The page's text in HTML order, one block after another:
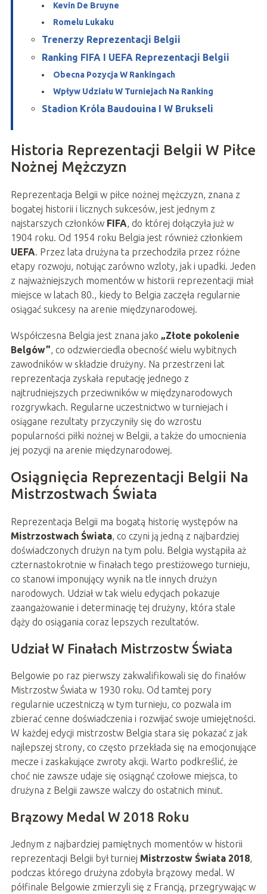
Kevin De Bruyne
Romelu Lukaku
Trenerzy Reprezentacji Belgii
Ranking FIFA I UEFA Reprezentacji Belgii
Obecna Pozycja W Rankingach
Wpływ Udziału W Turniejach Na Ranking
Stadion Króla Baudouina I W Brukseli
Historia Reprezentacji Belgii W Piłce
Nożnej Mężczyzn
Reprezentacja Belgii w piłce nożnej mężczyzn, znana z
bogatej historii i licznych sukcesów, jest jednym z
najstarszych członków FIFA, do której dołączyła już w
1904 roku. Od 1954 roku Belgia jest również członkiem
UEFA. Przez lata drużyna ta przechodziła przez różne
etapy rozwoju, notując zarówno wzloty, jak i upadki. Jeden
z najważniejszych momentów w historii reprezentacji miał
miejsce w latach 80., kiedy to Belgia zaczęła regularnie
osiągać sukcesy na arenie międzynarodowej.
Współczesna Belgia jest znana jako „Złote pokolenie
Belgów”, co odzwierciedla obecność wielu wybitnych
zawodników w składzie drużyny. Na przestrzeni lat
reprezentacja zyskała reputację jednego z
najtrudniejszych przeciwników w międzynarodowych
rozgrywkach. Regularne uczestnictwo w turniejach i
osiągane rezultaty przyczyniły się do wzrostu
popularności piłki nożnej w Belgii, a także do umocnienia
jej pozycji na arenie międzynarodowej.
Osiągnięcia Reprezentacji Belgii Na
Mistrzostwach Świata
Reprezentacja Belgii ma bogatą historię występów na
Mistrzostwach Świata, co czyni ją jedną z najbardziej
doświadczonych drużyn na tym polu. Belgia wystąpiła aż
czternastokrotnie w finałach tego prestiżowego turnieju,
co stanowi imponujący wynik na tle innych drużyn
narodowych. Udział w tak wielu edycjach pokazuje
zaangażowanie i determinację tej drużyny, która stale
dąży do osiągania coraz lepszych rezultatów.
Udział W Finałach Mistrzostw Świata
Belgowie po raz pierwszy zakwalifikowali się do finałów
Mistrzostw Świata w 1930 roku. Od tamtej pory
regularnie uczestniczą w tym turnieju, co pozwala im
zbierać cenne doświadczenia i rozwijać swoje umiejętności.
W każdej edycji mistrzostw Belgia stara się pokazać z jak
najlepszej strony, co często przekłada się na emocjonujące
mecze i zaskakujące zwroty akcji. Warto podkreślić, że
choć nie zawsze udaje się osiągnąć czołowe miejsca, to
drużyna z Belgii zawsze walczy do ostatnich minut.
Brązowy Medal W 2018 Roku
Jednym z najbardziej pamiętnych momentów w historii
reprezentacji Belgii był turniej Mistrzostw Świata 2018,
podczas którego drużyna zdobyła brązowy medal. W
półfinale Belgowie zmierzyli się z Francją, przegrywając w